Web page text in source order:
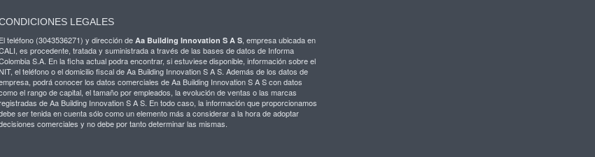
LEGALES
El teléfono (3043536271) y dirección de Aa Building Innovation S A S , empresa ubicada en
es procedente, tratada y suministrada a través de las bases de datos de Informa
S.A. En la ficha actual podra encontrar, si estuviese disponible, información sobre el
el teléfono o el domicilio fiscal de Aa Building Innovation S A S. Además de los datos de
podrá conocer los datos comerciales de Aa Building Innovation S A S con datos
el rango de capital, el tamaño por empleados, la evolución de ventas o las marcas
de Aa Building Innovation S A S. En todo caso, la información que proporcionamos
ser tenida en cuenta sólo como un elemento más a considerar a la hora de adoptar
comerciales y no debe por tanto determinar las mismas.